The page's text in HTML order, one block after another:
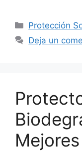
Categorías
Protección
Deja un